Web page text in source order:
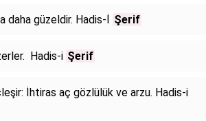
güzeldir. Hadis-İ Şerif
Hadis-i Şerif
İhtiras aç gözlülük ve arzu. Hadis-i